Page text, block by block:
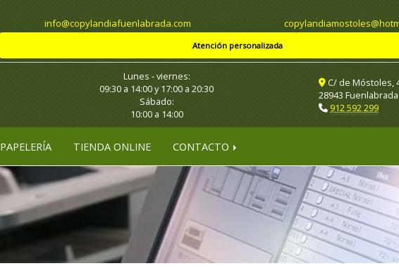
info copylandiafuenlabrada.com copylandiamostoles
Atención personalizada
Lunes - viernes:
09:30 a 14:00 y 17:00 a 20:30
Sábado:
10:00 a 14:00
C/ de Móstoles,
28943
912 592 299
PAPELERÍA TIENDA ONLINE CONTACTO